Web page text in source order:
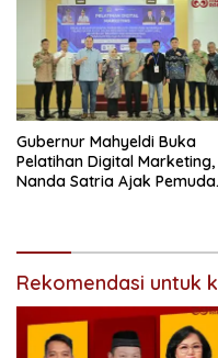
Gubernur Mahyeldi Buka
Pelatihan Digital Marketing,
Nanda Satria Ajak Pemuda
Rekomendasi untuk